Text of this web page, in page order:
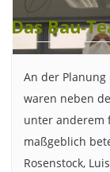
Das Bau-
An der
waren neben
unter anderem
maßgeblich
Rosenstock,